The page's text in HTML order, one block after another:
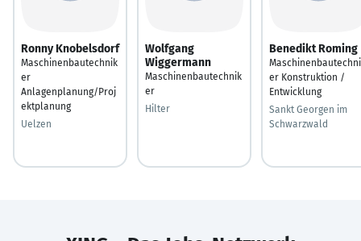
Ronny Knobelsdorf
Maschinenbautechnik
er
Anlagenplanung/Proj
ektplanung
Uelzen
Wolfgang
Wiggermann
Maschinenbautechnik
er
Hilter
Benedikt Roming
er Konstruktion /
Entwicklung
Sankt Georgen im
Schwarzwald